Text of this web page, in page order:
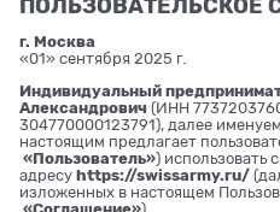
ПОЛЬЗОВАТЕЛЬСКОЕ
г. Москва
«01» сентября 2025 г.
Индивидуальный
Александрович (ИНН
304770000123791), далее
настоящим предлагает
«Пользователь») использовать
адресу https://swissarmy.ru/
изложенных в настоящем